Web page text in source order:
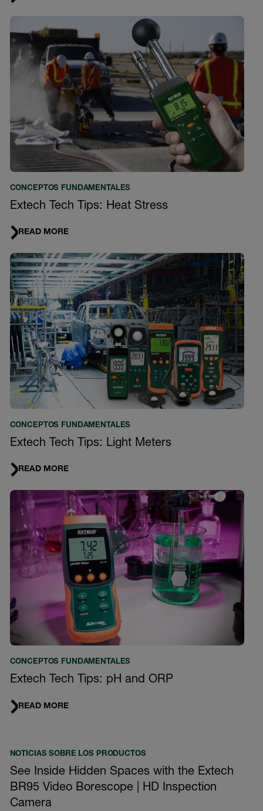
CONCEPTOS FUNDAMENTALES
Extech Tech Tips: Heat Stress
READ MORE
CONCEPTOS FUNDAMENTALES
Extech Tech Tips: Light Meters
READ MORE
CONCEPTOS FUNDAMENTALES
Extech Tech Tips: pH and ORP
READ MORE
NOTICIAS SOBRE LOS PRODUCTOS
See Inside Hidden Spaces with the Extech
BR95 Video Borescope | HD Inspection
Camera